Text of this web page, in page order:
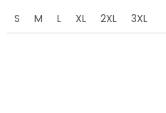
S
M L XL 2XL 3XL